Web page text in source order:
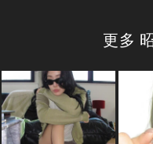
更多